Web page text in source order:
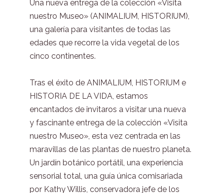
Una nueva entrega de la colección «Visita
nuestro Museo» (ANIMALIUM, HISTORIUM),
una galería para visitantes de todas las
edades que recorre la vida vegetal de los
cinco continentes.
Tras el éxito de ANIMALIUM, HISTORIUM e
HISTORIA DE LA VIDA, estamos
encantados de invitaros a visitar una nueva
y fascinante entrega de la colección «Visita
nuestro Museo», esta vez centrada en las
maravillas de las plantas de nuestro planeta.
Un jardín botánico portátil, una experiencia
sensorial total, una guía única comisariada
por Kathy Willis, conservadora jefe de los